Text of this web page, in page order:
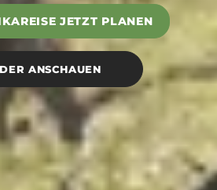
JETZT PLANEN
ANSCHAUEN